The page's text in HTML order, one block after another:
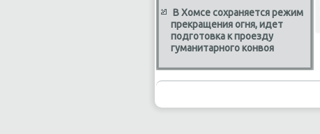
В Хомсе сохраняется режим
прекращения огня, идет
подготовка к проезду
гуманитарного конвоя